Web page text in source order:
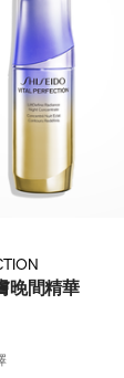
晚間精華